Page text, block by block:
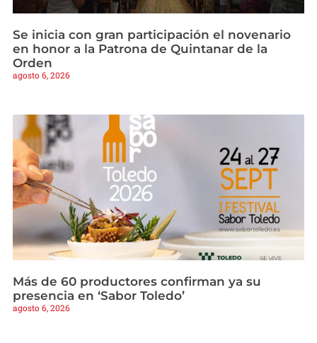
Se inicia con gran participación el novenario
en honor a la Patrona de Quintanar de la
Orden
agosto 6, 2026
Más de 60 productores confirman ya su
presencia en ‘Sabor Toledo’
agosto 6, 2026